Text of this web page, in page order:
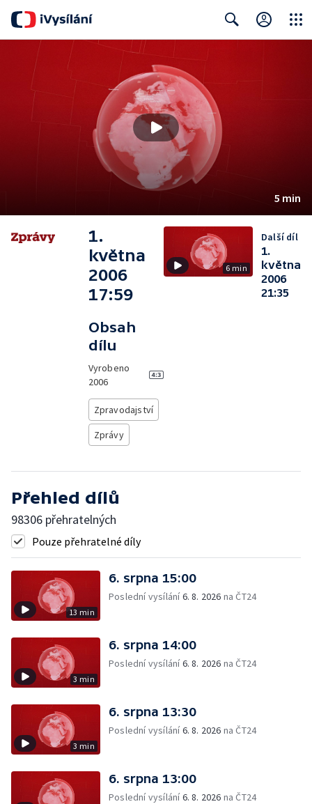
5 min
1.
května
2006
17:59
Obsah
dílu
Vyrobeno
2006
Zpravodajství
Zprávy
6 min
Další díl
1.
května
2006
21:35
Přehled dílů
98306 přehratelných
Pouze přehratelné díly
13 min
6. srpna 15:00
Poslední vysílání6. 8. 2026 na ČT24
3 min
6. srpna 14:00
Poslední vysílání6. 8. 2026 na ČT24
3 min
6. srpna 13:30
Poslední vysílání6. 8. 2026 na ČT24
6. srpna 13:00
Poslední vysílání6. 8. 2026 na ČT24